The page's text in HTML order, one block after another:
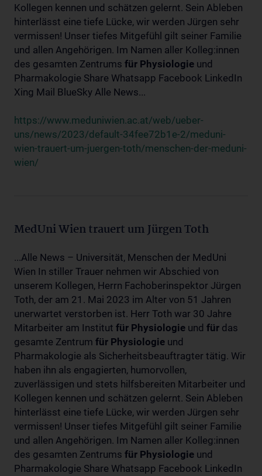
Kollegen kennen und schätzen gelernt. Sein Ableben
hinterlässt eine tiefe Lücke, wir werden Jürgen sehr
vermissen! Unser tiefes Mitgefühl gilt seiner Familie
und allen Angehörigen. Im Namen aller Kolleg:innen
des gesamten Zentrums für Physiologie und
Pharmakologie Share Whatsapp Facebook LinkedIn
Xing Mail BlueSky Alle News...
https://www.meduniwien.ac.at/web/ueber-
uns/news/2023/default-34fee72b1e-2/meduni-
wien-trauert-um-juergen-toth/menschen-der-meduni-
wien/
MedUni Wien trauert um Jürgen Toth
...Alle News – Universität, Menschen der MedUni
Wien In stiller Trauer nehmen wir Abschied von
unserem Kollegen, Herrn Fachoberinspektor Jürgen
Toth, der am 21. Mai 2023 im Alter von 51 Jahren
unerwartet verstorben ist. Herr Toth war 30 Jahre
Mitarbeiter am Institut für Physiologie und für das
gesamte Zentrum für Physiologie und
Pharmakologie als Sicherheitsbeauftragter tätig. Wir
haben ihn als engagierten, humorvollen,
zuverlässigen und stets hilfsbereiten Mitarbeiter und
Kollegen kennen und schätzen gelernt. Sein Ableben
hinterlässt eine tiefe Lücke, wir werden Jürgen sehr
vermissen! Unser tiefes Mitgefühl gilt seiner Familie
und allen Angehörigen. Im Namen aller Kolleg:innen
des gesamten Zentrums für Physiologie und
Pharmakologie Share Whatsapp Facebook LinkedIn